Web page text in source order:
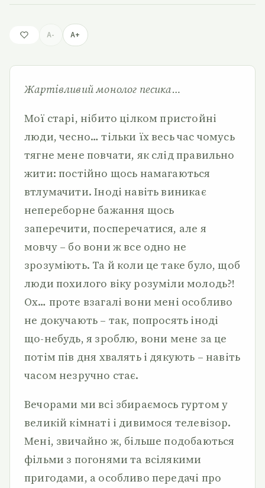
A- A+
Жартівливий монолог песика…
Мої старі, нібито цілком пристойні
люди, чесно… тільки їх весь час чомусь
тягне мене повчати, як слід правильно
жити: постійно щось намагаються
втлумачити. Іноді навіть виникає
непереборне бажання щось
заперечити, посперечатися, але я
мовчу – бо вони ж все одно не
зрозуміють. Та й коли це таке було, щоб
люди похилого віку розуміли молодь?!
Ох… проте взагалі вони мені особливо
не докучають – так, попросять іноді
що-небудь, я зроблю, вони мене за це
потім пів дня хвалять і дякують – навіть
часом незручно стає.
Вечорами ми всі збираємось гуртом у
великій кімнаті і дивимося телевізор.
Мені, звичайно ж, більше подобаються
фільми з погонями та всілякими
пригодами, а особливо передачі про